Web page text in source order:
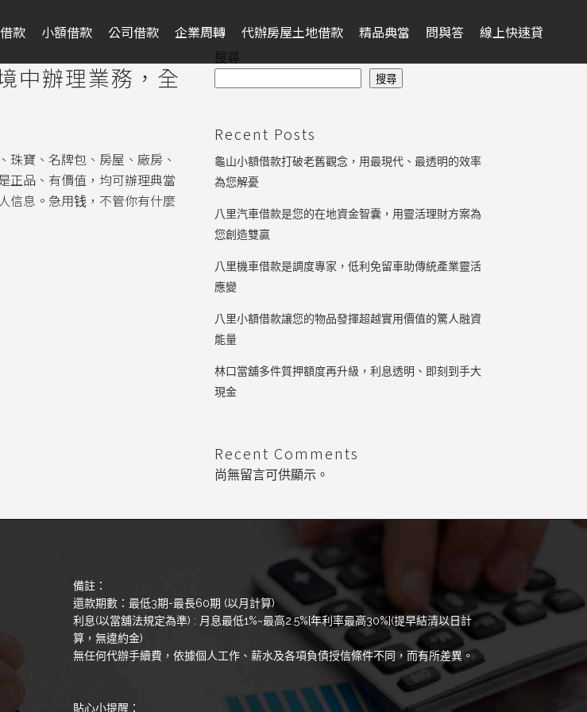
款 小額借款 公司借款 企業周轉 代辦房屋土地借款 精品典當 問與答 線上快速貸
中辦理業務，全
珠寶、名牌包、房屋、廠房、
正品、有價值，均可辦理典當
信息。急用钱，不管你有什麼
搜尋
搜尋
Recent Posts
龜山小額借款打破老舊觀念，用最現代、最透明的效率
為您解憂
八里汽車借款是您的在地資金智囊，用靈活理財方案為
您創造雙贏
八里機車借款是調度專家，低利免留車助傳統產業靈活
應變
八里小額借款讓您的物品發揮超越實用價值的驚人融資
能量
林口當舖多件質押額度再升級，利息透明、即刻到手大
現金
Recent Comments
尚無留言可供顯示。
備註：
還款期數：最低3期-最長60期 (以月計算)
利息(以當舖法規定為準) : 月息最低1%~最高2.5%[年利率最高30%](提早結清以日計
算，無違約金)
無任何代辦手續費，依據個人工作、薪水及各項負債授信條件不同，而有所差異。
貼心小提醒：